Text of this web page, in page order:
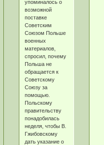
упоминалось о
возможной
поставке
Советским
Союзом Польше
военных
материалов,
спросил, почему
Польша не
обращается к
Советскому
Союзу за
помощью.
Польскому
правительству
понадобилась
неделя, чтобы В.
Гжибовскому
дать указание о